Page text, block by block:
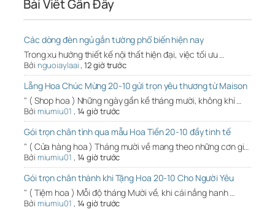
Bài Viết Gần Đây
Các dòng đèn ngủ gắn tường phổ biến hiện nay
Trong xu hướng thiết kế nội thất hiện đại, việc tối ưu …
Bởi nguoiaylaai,12 giờ trước
Lẵng Hoa Chúc Mừng 20-10 gửi trọn yêu thương từ Maison
" ( Shop hoa ) Những ngày gần kề tháng mười, không khí …
Bởi miumiu01 , 14 giờ trước
Gói trọn chân tình qua mẫu Hoa Tiền 20-10 đầy tinh tế
" ( Cửa hàng hoa ) Tháng mười về mang theo những cơn gi…
Bởi miumiu01 , 14 giờ trước
Gói trọn chân thành khi Tặng Hoa 20-10 Cho Người Yêu
" ( Tiệm hoa ) Mỗi độ tháng Mười về, khi cái nắng hanh …
Bởi miumiu01 , 14 giờ trước